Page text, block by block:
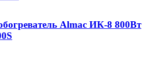
Almac ИК-8 800Вт